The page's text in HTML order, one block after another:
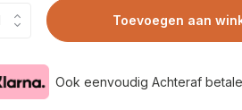
Toevoegen aan
Ook eenvoudig Achteraf